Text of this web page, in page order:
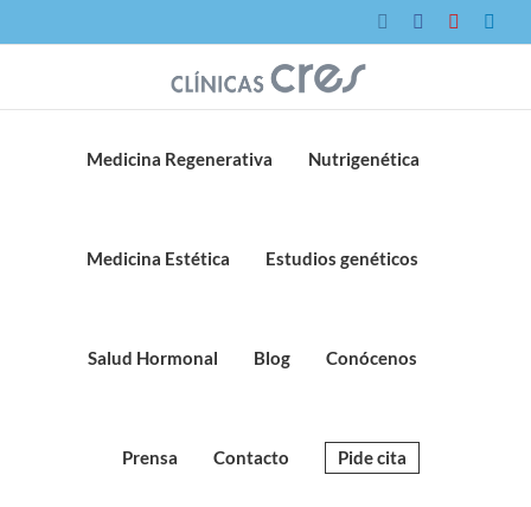
al
InstagramFacebookYouTube
Medicina Regenerativa Nutrigenética
Medicina Estética Estudios genéticos
Salud Hormonal Blog Conócenos
Prensa Contacto Pide cita